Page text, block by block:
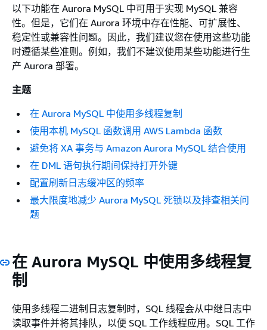
以下功能在 Aurora MySQL 中可用于实现 MySQL 兼容
性。但是，它们在 Aurora 环境中存在性能、可扩展性、
稳定性或兼容性问题。因此，我们建议您在使用这些功能
时遵循某些准则。例如，我们不建议使用某些功能进行生
产 Aurora 部署。
主题
在 Aurora MySQL 中使用多线程复制
使用本机 MySQL 函数调用 AWS Lambda 函数
避免将 XA 事务与 Amazon Aurora MySQL 结合使用
在 DML 语句执行期间保持打开外键
配置刷新日志缓冲区的频率
最大限度地减少 Aurora MySQL 死锁以及排查相关问
题
在 Aurora MySQL 中使用多线程复
制
使用多线程二进制日志复制时，SQL 线程会从中继日志中
读取事件并将其排队，以便 SQL 工作线程应用。SQL 工作